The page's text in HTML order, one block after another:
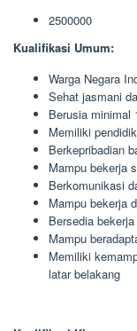
2500000
Kualifikasi Umum:
Warga Negara
Sehat jasmani
Berusia minimal
Memiliki
Berkepribadian
Mampu bekerja
Berkomunikasi
Mampu bekerja
Bersedia
Mampu
Memiliki
latar belakang